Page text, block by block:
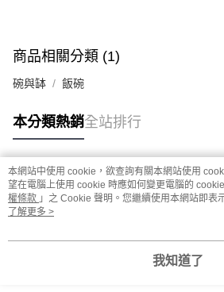
商品相關分類 (1)
碗與缽 飯碗
本分類熱銷全站排行
熱門標籤
本網站中使用 cookie，欲查詢有關本網站使用
望在電腦上使用 cookie 時應如何變更電腦的
權條款 」之 Cookie 聲明。您繼續使用本網站即表
用條款之 Cookie 聲明使用 cookie。
了解更多 >
我知道了